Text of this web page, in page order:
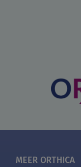
MEER ORTHICA